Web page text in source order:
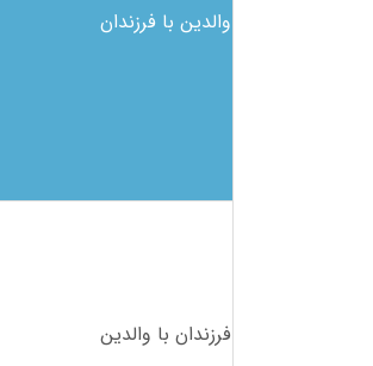
والدین با فرزندان
فرزندان با والدین